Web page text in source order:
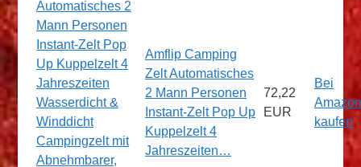
Amflip Camping
Zelt Automatisches
2 Mann Personen
Instant-Zelt Pop Up
Kuppelzelt 4
Jahreszeiten…
72,22
EUR
Bei
Amazon
kaufen